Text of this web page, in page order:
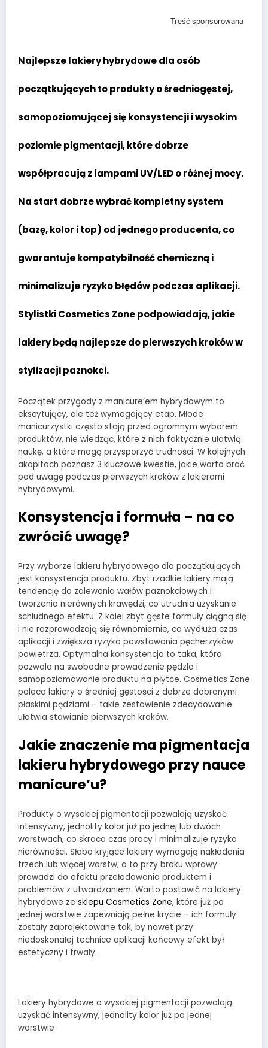
Najlepsze lakiery hybrydowe dla osób
początkujących to produkty o średniogęstej,
samopoziomującej się konsystencji i wysokim
poziomie pigmentacji, które dobrze
współpracują z lampami UV/LED o różnej mocy.
Na start dobrze wybrać kompletny system
(bazę, kolor i top) od jednego producenta, co
gwarantuje kompatybilność chemiczną i
minimalizuje ryzyko błędów podczas aplikacji.
Stylistki Cosmetics Zone podpowiadają, jakie
lakiery będą najlepsze do pierwszych kroków w
stylizacji paznokci.
Początek przygody z manicure’em hybrydowym to
ekscytujący, ale też wymagający etap. Młode
manicurzystki często stają przed ogromnym wyborem
produktów, nie wiedząc, które z nich faktycznie ułatwią
naukę, a które mogą przysporzyć trudności. W kolejnych
akapitach poznasz 3 kluczowe kwestie, jakie warto brać
pod uwagę podczas pierwszych kroków z lakierami
hybrydowymi.
Konsystencja i formuła – na co
zwrócić uwagę?
Przy wyborze lakieru hybrydowego dla początkujących
jest konsystencja produktu. Zbyt rzadkie lakiery mają
tendencję do zalewania wałów paznokciowych i
tworzenia nierównych krawędzi, co utrudnia uzyskanie
schludnego efektu. Z kolei zbyt gęste formuły ciągną się
i nie rozprowadzają się równomiernie, co wydłuża czas
aplikacji i zwiększa ryzyko powstawania pęcherzyków
powietrza. Optymalna konsystencja to taka, która
pozwala na swobodne prowadzenie pędzla i
samopoziomowanie produktu na płytce. Cosmetics Zone
poleca lakiery o średniej gęstości z dobrze dobranymi
płaskimi pędzlami – takie zestawienie zdecydowanie
ułatwia stawianie pierwszych kroków.
Jakie znaczenie ma pigmentacja
lakieru hybrydowego przy nauce
manicure’u?
Produkty o wysokiej pigmentacji pozwalają uzyskać
intensywny, jednolity kolor już po jednej lub dwóch
warstwach, co skraca czas pracy i minimalizuje ryzyko
nierówności. Słabo kryjące lakiery wymagają nakładania
trzech lub więcej warstw, a to przy braku wprawy
prowadzi do efektu przeładowania produktem i
problemów z utwardzaniem. Warto postawić na lakiery
hybrydowe ze sklepu Cosmetics Zone, które już po
jednej warstwie zapewniają pełne krycie – ich formuły
zostały zaprojektowane tak, by nawet przy
niedoskonałej technice aplikacji końcowy efekt był
estetyczny i trwały.
Lakiery hybrydowe o wysokiej pigmentacji pozwalają
uzyskać intensywny, jednolity kolor już po jednej
warstwie